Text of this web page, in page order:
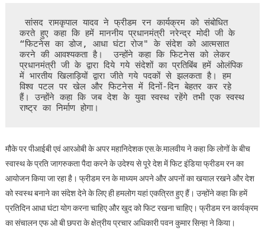
सांसद रामकृपाल यादव ने फ्रीडम रन कार्यक्रम को संबोधित
करते हुए कहा कि हमें माननीय प्रधानमंत्री नरेन्द्र मोदी जी के
“फिटनेस का डोज, आधा घंटा रोज" के संदेश को आत्मसात
करने की आवश्यकता है।  उन्होंने कहा कि फिटनेस को लेकर
प्रधानमंत्री जी के द्वारा दिये गये संदेशों का प्रतिबिंब हमें ओलंपिक
में भारतीय खिलाड़ियों द्वारा जीते गये पदकों से झलकता है। हम
विश्व पटल पर खेल और फिटनेस में दिनों-दिन बेहतर कर रहे
हैं। उन्होंने कहा कि जब देश के युवा स्वस्थ रहेंगे तभी एक स्वस्थ
राष्ट्र का निर्माण होगा।
मौके पर पीआईबी एवं आरओबी के अपर महानिदेशक एस.के.मालवीय ने कहा कि लोगों के बीच
स्वास्थ के प्रति जागरुकता पैदा करने के उदेश्य से पूरे देश में फिट इंडिया फ्रीडम रन का
आयोजन किया जा रहा है। फ्रीडम रन के माध्यम अपने और अपनों का खयाल रखने और देश
को स्वस्थ बनाने का संदेश देने के लिए ही हमलोग यहां एकत्रित हुए हैं। उन्होंने कहा कि हमें
प्रतिदिन आधा घंटा योग करना चाहिए और खुद को फिट रखना चाहिए। फ्रीडम रन कार्यक्रम
का संचालन एफ ओ बी छपरा के क्षेत्रीय प्रचार अधिकारी पवन कुमार सिन्हा ने किया।